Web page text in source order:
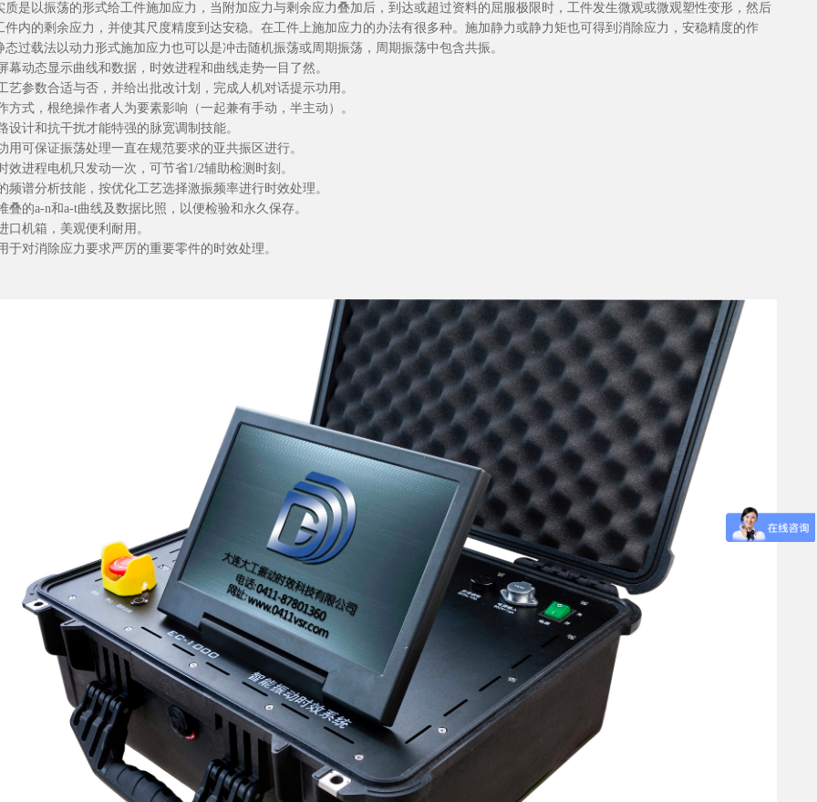
1
质是以振荡的形式给工件施加应力，当附加应力与剩余应力叠加后，到达或超过资料的屈服极限时，工件发生微观或微观塑性变形，然后
件内的剩余应力，并使其尺度精度到达安稳。在工件上施加应力的办法有很多种。施加静力或静力矩也可得到消除应力，安稳精度的作
态过载法以动力形式施加应力也可以是冲击随机振荡或周期振荡，周期振荡中包含共振。
动态显示曲线和数据，时效进程和曲线走势一目了然。
参数合适与否，并给出批改计划，完成人机对话提示功用。
式，根绝操作者人为要素影响（一起兼有手动，半主动）。
计和抗干扰才能特强的脉宽调制技能。
可保证振荡处理一直在规范要求的亚共振区进行。
进程电机只发动一次，可节省1/2辅助检测时刻。
谱分析技能，按优化工艺选择激振频率进行时效处理。
的a-n和a-t曲线及数据比照，以便检验和永久保存。
机箱，美观便利耐用。
对消除应力要求严厉的重要零件的时效处理。